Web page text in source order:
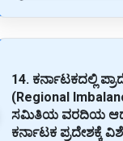
14. ಕರ್ನಾಟಕದಲ್ಲಿ
(Regional
ಸಮಿತಿಯ ವರದಿಯ
ಕರ್ನಾಟಕ ಪ್ರದೇಶಕ್ಕೆ